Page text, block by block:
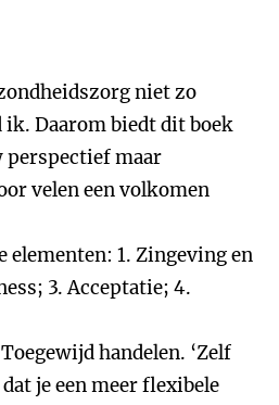
niet zo
Daarom biedt dit boek
perspectief maar
velen een volkomen
elementen: 1. Zingeving en
3. Acceptatie; 4.
handelen. ‘Zelf
je een meer flexibele